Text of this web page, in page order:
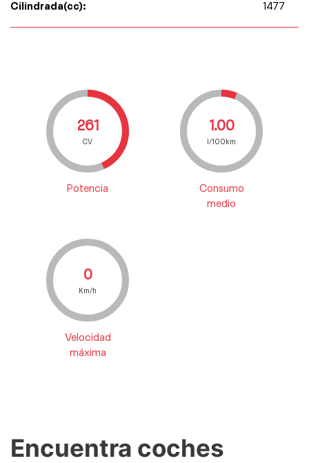
Cilindrada(cc): 1477
261
CV
Potencia
1.00
l/100km
Consumo
medio
0
Km/h
Velocidad
máxima
Encuentra coches